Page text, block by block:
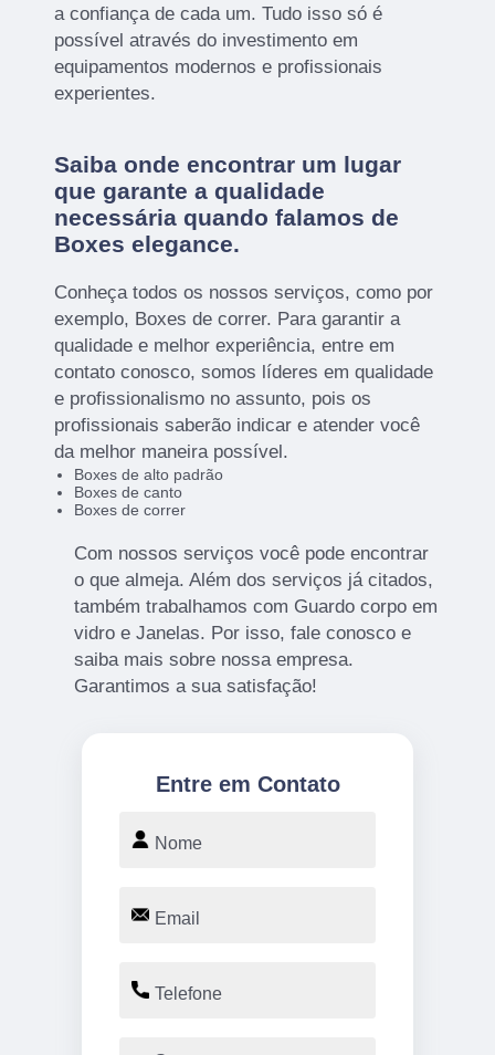
a confiança de cada um. Tudo isso só é
possível através do investimento em
equipamentos modernos e profissionais
experientes.
Saiba onde encontrar um lugar
que garante a qualidade
necessária quando falamos de
Boxes elegance.
Conheça todos os nossos serviços, como por
exemplo, Boxes de correr. Para garantir a
qualidade e melhor experiência, entre em
contato conosco, somos líderes em qualidade
e profissionalismo no assunto, pois os
profissionais saberão indicar e atender você
da melhor maneira possível.
Boxes de alto padrão
Boxes de canto
Boxes de correr
Com nossos serviços você pode encontrar
o que almeja. Além dos serviços já citados,
também trabalhamos com Guardo corpo em
vidro e Janelas. Por isso, fale conosco e
saiba mais sobre nossa empresa.
Garantimos a sua satisfação!
Entre em Contato